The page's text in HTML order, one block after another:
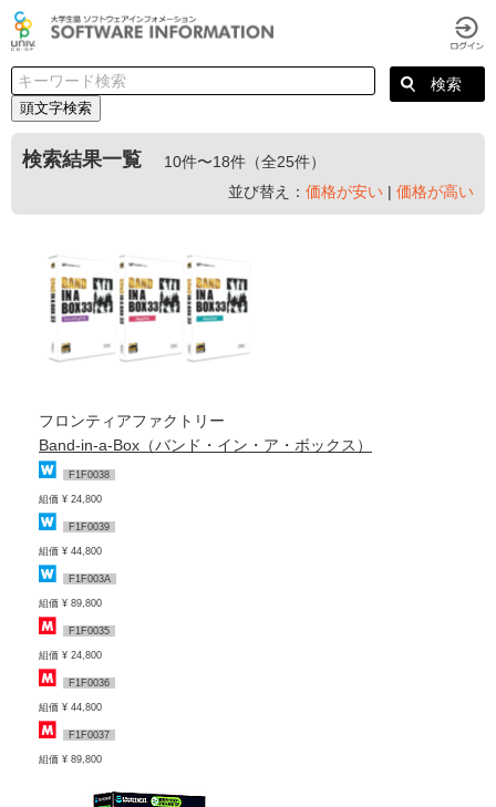
頭文字検索
検索結果一覧
10件〜18件（全25件）
並び替え： 価格が安い | 価格が高い
フロンティアファクトリー
Band-in-a-Box（バンド・イン・ア・ボックス）
F1F0038
組価 ¥ 24,800
F1F0039
組価 ¥ 44,800
F1F003A
組価 ¥ 89,800
F1F0035
組価 ¥ 24,800
F1F0036
組価 ¥ 44,800
F1F0037
組価 ¥ 89,800